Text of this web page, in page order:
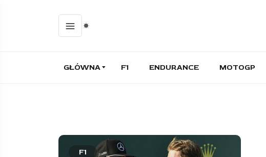
GŁÓWNA F1 ENDURANCE MOTOGP
F1